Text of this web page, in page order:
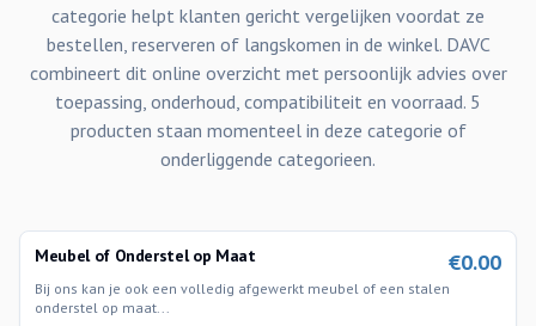
categorie helpt klanten gericht vergelijken voordat ze
bestellen, reserveren of langskomen in de winkel. DAVC
combineert dit online overzicht met persoonlijk advies over
toepassing, onderhoud, compatibiliteit en voorraad. 5
producten staan momenteel in deze categorie of
onderliggende categorieen.
Meubel of Onderstel op Maat €0.00
Bij ons kan je ook een volledig afgewerkt meubel of een stalen
onderstel op maat...